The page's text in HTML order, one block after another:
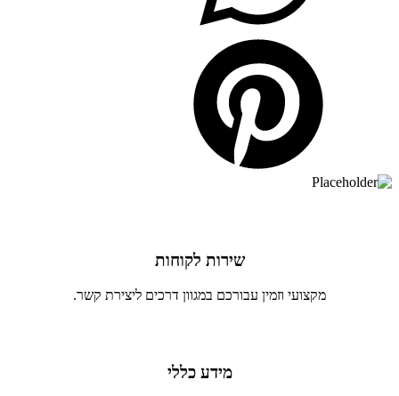
שירות לקוחות
מקצועי וזמין עבורכם במגוון דרכים ליצירת קשר.
מידע כללי